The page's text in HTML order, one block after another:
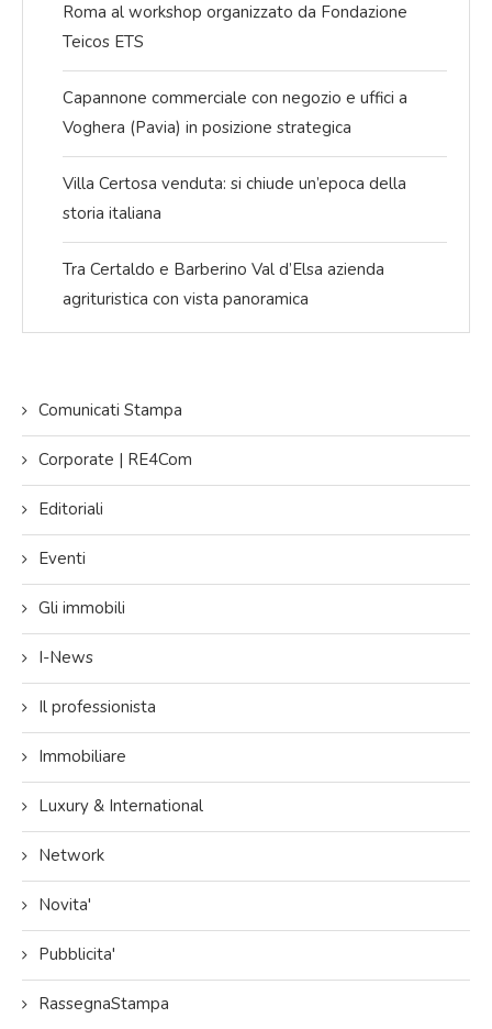
Roma al workshop organizzato da Fondazione
Teicos ETS
Capannone commerciale con negozio e uffici a
Voghera (Pavia) in posizione strategica
Villa Certosa venduta: si chiude un’epoca della
storia italiana
Tra Certaldo e Barberino Val d’Elsa azienda
agrituristica con vista panoramica
Comunicati Stampa
Corporate | RE4Com
Editoriali
Eventi
Gli immobili
I-News
Il professionista
Immobiliare
Luxury & International
Network
Novita'
Pubblicita'
RassegnaStampa